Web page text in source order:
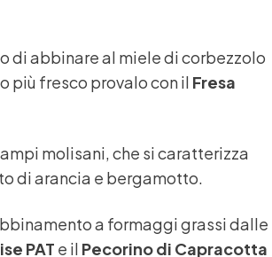
di abbinare al miele di corbezzolo
più fresco provalo con il Fresa
molisani, che si caratterizza
di arancia e bergamotto.
a formaggi grassi dalle
PAT e il Pecorino di Capracotta